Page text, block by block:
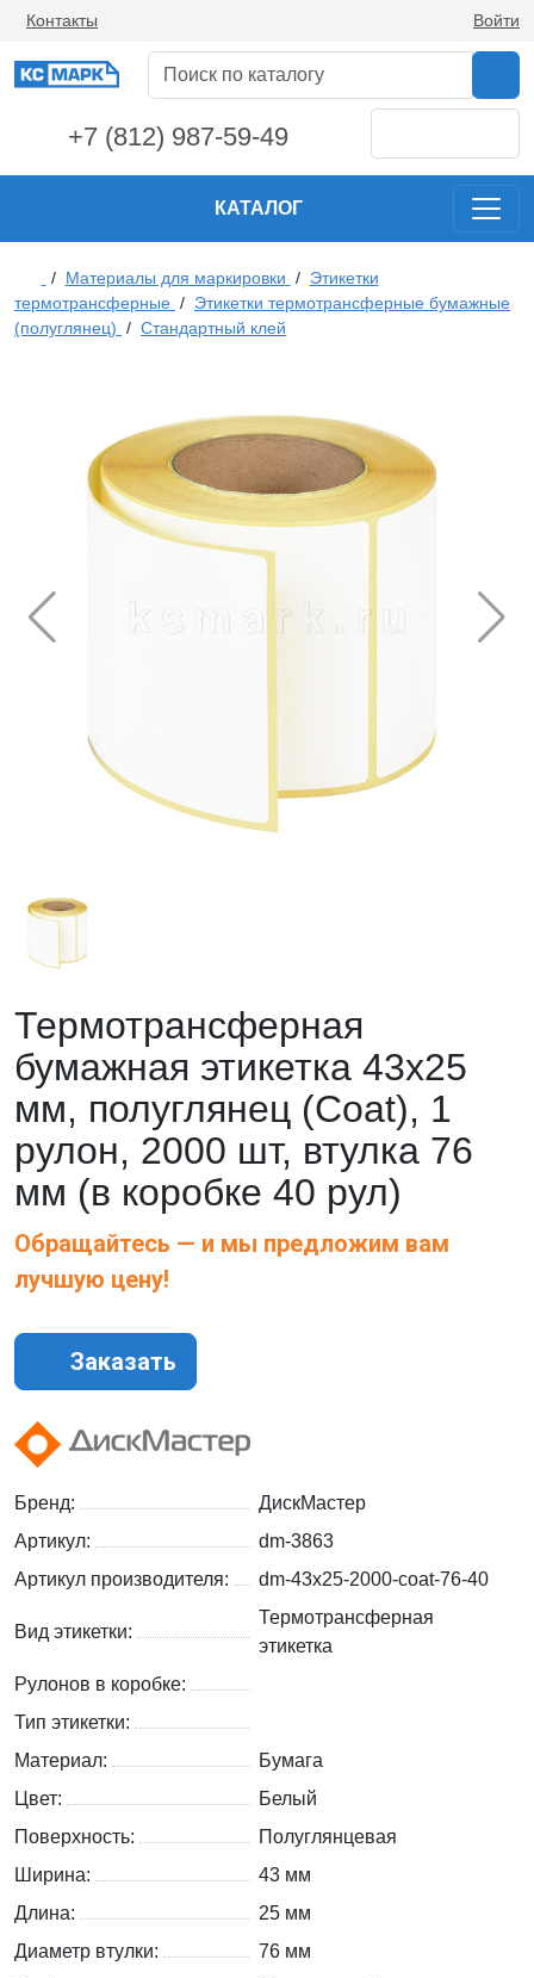
Контакты Войти
+7 (812) 987-59-49
КАТАЛОГ
/ Материалы для маркировки / Этикетки
термотрансферные / Этикетки термотрансферные бумажные
(полуглянец) / Стандартный клей
Термотрансферная
бумажная этикетка 43х25
мм, полуглянец (Coat), 1
рулон, 2000 шт, втулка 76
мм (в коробке 40 рул)
Обращайтесь — и мы предложим вам
лучшую цену!
Заказать
Бренд:
ДискМастер
Артикул:
dm-3863
Артикул производителя:
dm-43x25-2000-coat-76-40
Вид этикетки:
Термотрансферная
этикетка
Рулонов в коробке:
Тип этикетки:
Материал:
Бумага
Цвет:
Белый
Поверхность:
Полуглянцевая
Ширина:
43 мм
Длина:
25 мм
Диаметр втулки:
76 мм